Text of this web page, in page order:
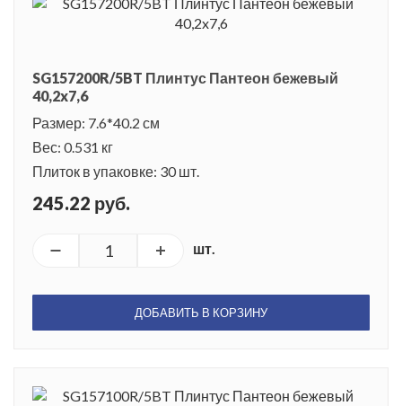
SG157200R/5BT Плинтус Пантеон бежевый
40,2x7,6
Размер: 7.6*40.2 см
Вес: 0.531 кг
Плиток в упаковке: 30 шт.
245.22 руб.
шт.
ДОБАВИТЬ В КОРЗИНУ